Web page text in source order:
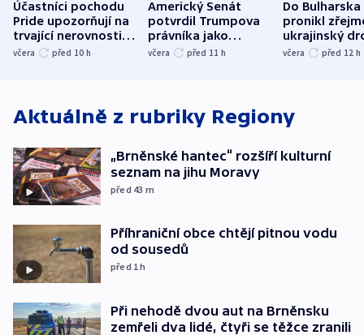
Účastníci pochodu
Pride upozorňují na
trvající nerovnosti i
společenskou
včera před 10 h
Americký Senát
potvrdil Trumpova
právníka jako
ministra
včera před 11 h
Do Bulharska
pronikl
ukrajinský
explodoval
včera před 12 h
Aktuálně z rubriky Regiony
„Brněnské hantec“ rozšíří kulturní
seznam na jihu Moravy
před 43 m
Příhraniční obce chtějí pitnou vodu
od sousedů
před 1h
Při nehodě dvou aut na Brněnsku
zemřeli dva lidé, čtyři se těžce zranili